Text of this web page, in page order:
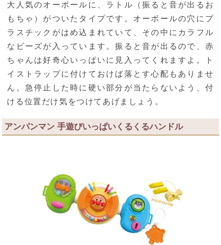
大人気のオーボールに、ラトル（振ると音が出るお
もちゃ）がついたタイプです。オーボールの穴にプ
ラスチックがはめ込まれていて、その中にカラフル
なビーズが入っています。振ると音が出るので、赤
ちゃんは好奇心いっぱいに見入ってくれますよ。ト
イストラップに付けておけば落とす心配もありませ
ん。急停止した時に硬い部分が当たらないよう、付
ける位置だけ気をつけてあげましょう。
アンパンマン 手遊びいっぱいくるくるハンドル